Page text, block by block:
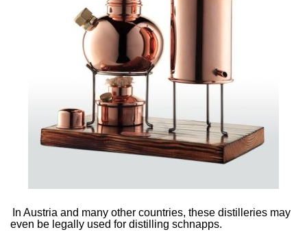
In Austria and many other countries, these distilleries may
even be legally used for distilling schnapps.